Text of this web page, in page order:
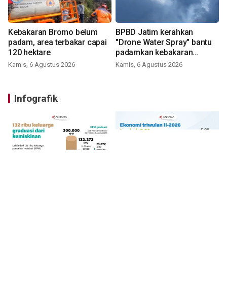
Kebakaran Bromo belum
padam, area terbakar capai
120 hektare
Kamis, 6 Agustus 2026
BPBD Jatim kerahkan
"Drone Water Spray" bantu
padamkan kebakaran
Bromo
Kamis, 6 Agustus 2026
Infografik